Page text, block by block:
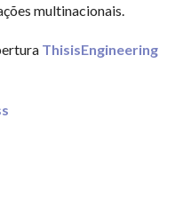
multinacionais.
ThisisEngineering